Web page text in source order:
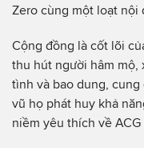
Zero cùng một loạt nội
Cộng đồng là cốt lõi
thu hút người hâm mộ,
tình và bao dung,
vũ họ phát huy khả
niềm yêu thích về